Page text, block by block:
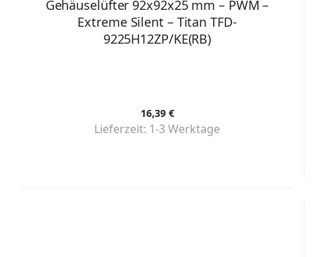
Gehäuselüfter 92x92x25 mm – PWM –
Extreme Silent – Titan TFD-
9225H12ZP/KE(RB)
16,39 €
Lieferzeit: 1-3 Werktage